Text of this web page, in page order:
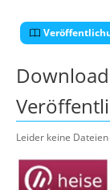
Leider keine